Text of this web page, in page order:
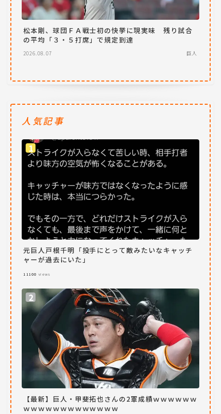
松本剛、球団ＦＡ戦士初の快挙に現実味 残り試合
の平均「３・５打席」で規定到達
2026.08.07 巨人
人気記事
元巨人戸根千明「投手にとって敵みたいなキャッチ
ャーが過去にいた」
11100 views
【最新】巨人・甲斐拓也さんの2軍成績ｗｗｗｗｗｗ
ｗｗｗｗｗｗｗｗｗｗｗｗｗ